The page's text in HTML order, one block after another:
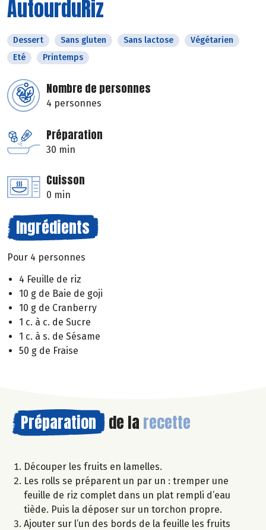
AutourduRiz
Dessert Sans gluten Sans lactose
Végétarien
Eté
Printemps
Nombre de personnes
4 personnes
Préparation
30 min
Cuisson
0 min
Ingrédients
Pour 4 personnes
4 Feuille de riz
10 g de Baie de goji
10 g de Cranberry
1 c. à c. de Sucre
1 c. à s. de Sésame
50 g de Fraise
Préparation de la recette
Découper les fruits en lamelles.
Les rolls se préparent un par un : tremper une
feuille de riz complet dans un plat rempli d’eau
tiède. Puis la déposer sur un torchon propre.
Ajouter sur l’un des bords de la feuille les fruits